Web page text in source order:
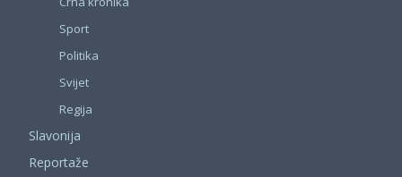
Sport
Politika
Svijet
Regija
Slavonija
Reportaže